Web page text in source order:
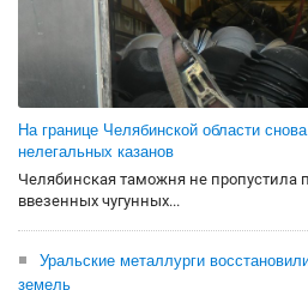
На границе Челябинской области
нелегальных казанов
Челябинская таможня не пропустила
ввезенных чугунных...
Уральские металлурги
земель